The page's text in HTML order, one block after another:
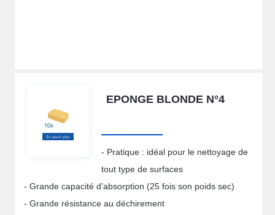
EPONGE BLONDE N°4
- Pratique : idéal pour le nettoyage de
tout type de surfaces
- Grande capacité d’absorption (25 fois son poids sec)
- Grande résistance au déchirement